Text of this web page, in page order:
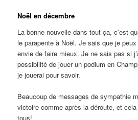
Noël en décembre
La bonne nouvelle dans tout ça, c’est
le parapente à Noël. Je sais que je peux
envie de faire mieux. Je ne sais pas si
possibilité de jouer un podium en
je jouerai pour savoir.
Beaucoup de messages de sympathie
victoire comme après la déroute, et
tous!